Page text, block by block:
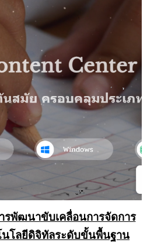
รพัฒนาขับเคลื่อนการจัดการ
นโลยีดิจิทัลระดับขั้นพื้นฐาน